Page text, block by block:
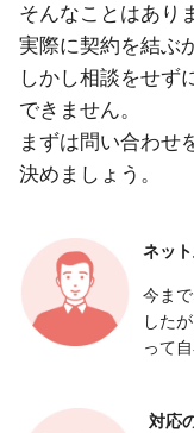
そんなことはあり
実際に契約を結ぶ
しかし相談をせず
できません。
まずは問い合わせ
決めましょう。
ネッ
今ま
した
って
対応